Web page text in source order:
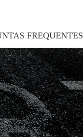
FREQUENTES